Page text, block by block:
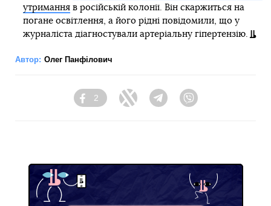
утриманняв російській колонії. Він скаржиться на
погане освітлення, а його рідні повідомили, що у
журналіста діагностували артеріальну гіпертензію.
Автор: Олег Панфілович
Facebook
2
Twitter Telegram